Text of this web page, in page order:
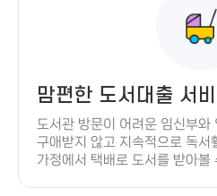
맘편한 도서대출 서
도서관 방문이 어려운 임신부와
구애받지 않고 지속적으로 독서
가정에서 택배로 도서를 받아볼